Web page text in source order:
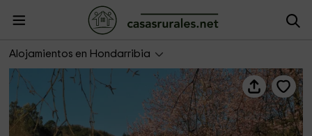
Alojamientos en Hondarribia